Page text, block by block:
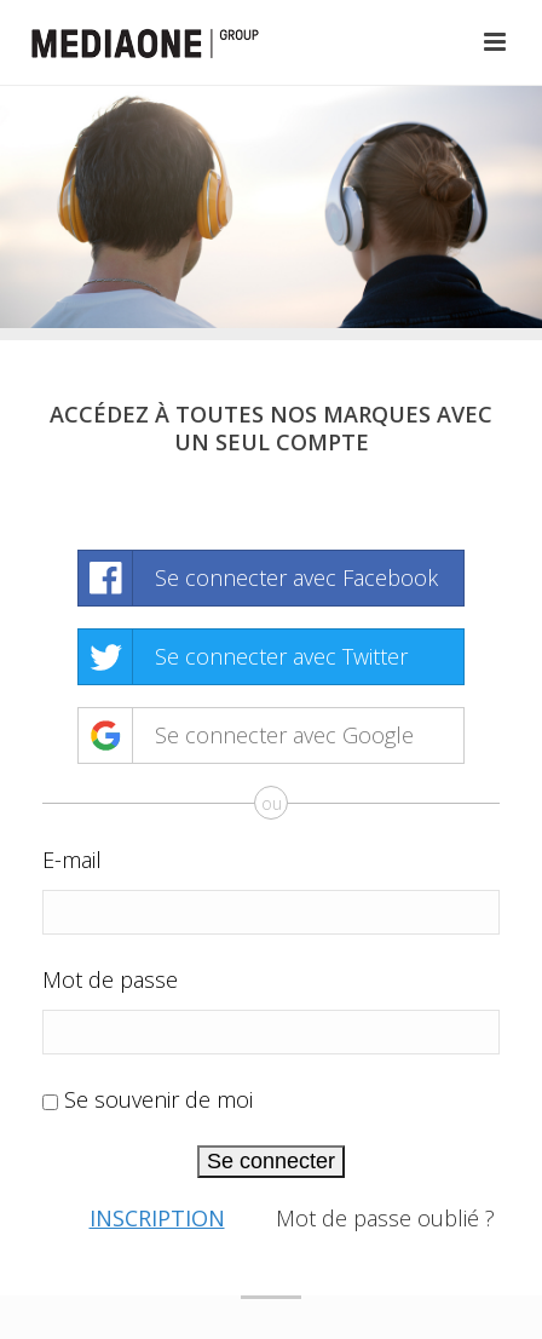
ACCÉDEZ À TOUTES NOS MARQUES AVEC
UN SEUL COMPTE
Se connecter avec Facebook
Se connecter avec Twitter
Se connecter avec Google
ou
E-mail
Mot de passe
Se souvenir de moi
Se connecter
INSCRIPTION Mot de passe oublié ?